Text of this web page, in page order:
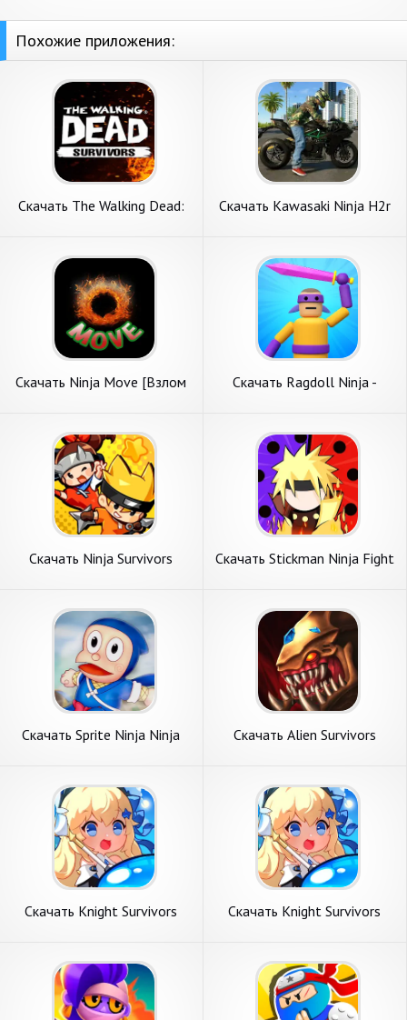
Похожие приложения:
Скачать The Walking Dead:
Скачать Kawasaki Ninja H2r
Андроид
Скачать Ninja Move [Взлом
Скачать Ragdoll Ninja -
Андроид
Скачать Ninja Survivors
Скачать Stickman Ninja Fight
Скачать Sprite Ninja Ninja
Андроид
Скачать Alien Survivors
Скачать Knight Survivors
Скачать Knight Survivors